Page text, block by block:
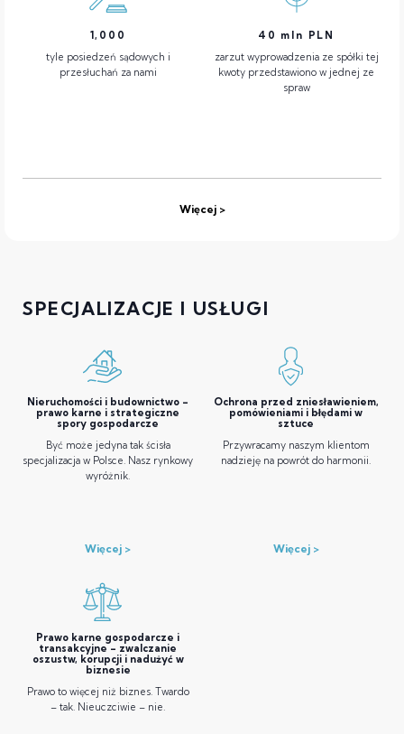
1,000
tyle posiedzeń sądowych i
przesłuchań za nami
40 mln PLN
zarzut wyprowadzenia ze spółki tej
kwoty przedstawiono w jednej ze
spraw
Więcej
SPECJALIZACJE I USŁUGI
Nieruchomości i budownictwo –
prawo karne i strategiczne
spory gospodarcze
Być może jedyna tak ścisła
specjalizacja w Polsce. Nasz rynkowy
wyróżnik.
Więcej
Ochrona przed zniesławieniem,
pomówieniami i błędami w
sztuce
Przywracamy naszym klientom
nadzieję na powrót do harmonii.
Więcej
Prawo karne gospodarcze i
transakcyjne – zwalczanie
oszustw, korupcji i nadużyć w
biznesie
Prawo to więcej niż biznes. Twardo
– tak. Nieuczciwie – nie.